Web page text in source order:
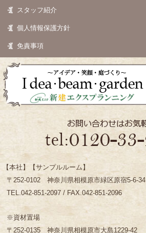
スタッフ紹介
個人情報保護方針
免責事項
【本社】【サンプルルーム】
〒252-0102 神奈川県相模原市緑区原宿5-6-34
TEL.042-851-2097 / FAX.042-851-2096
※資材置場
〒252-0135 神奈川県相模原市大島1229-42